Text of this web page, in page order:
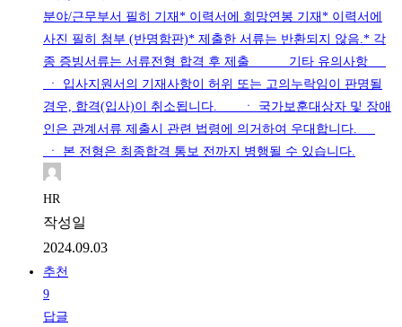
분야/근무부서 필히 기재* 이력서에 희망연봉 기재* 이력서에
사진 필히 첨부 (반명함판)* 제출한 서류는 반환되지 않음.* 각
종 증빙서류는 서류전형 합격 후 제출 기타 유의사항
ㆍ 입사지원서의 기재사항이 허위 또는 고의누락임이 판명될
경우, 합격(입사)이 취소됩니다. ㆍ 국가보훈대상자 및 장애
인은 관계서류 제출시 관련 법령에 의거하여 우대합니다.
ㆍ 본 전형은 최종합격 통보 전까지 병행될 수 있습니다.
HR
작성일
2024.09.03
추천
9
답글